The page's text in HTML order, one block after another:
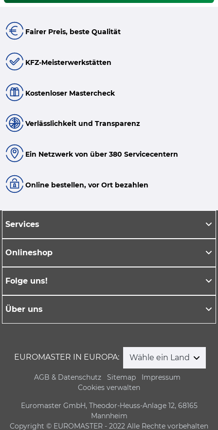
Fairer Preis, beste Qualität
KFZ-Meisterwerkstätten
Kostenloser Mastercheck
Verlässlichkeit und Transparenz
Ein Netzwerk von über 380 Servicecentern
Online bestellen, vor Ort bezahlen
Services
Onlineshop
Folge uns!
Über uns
EUROMASTER IN EUROPA: Wähle ein Land
AGB & Datenschutz Sitemap
Impressum
Cookies verwalten
Euromaster GmbH, Theodor-Heuss-Anlage 12, 68165
Mannheim
Copyright © EUROMASTER - 2022 Alle Rechte vorbehalten